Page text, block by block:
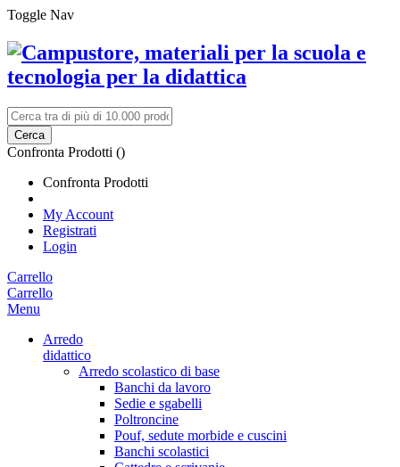
Toggle Nav
Cerca
Confronta Prodotti ()
Confronta Prodotti
My Account
Registrati
Login
Carrello
Carrello
Menu
Arredo
didattico
Arredo scolastico di base
Banchi da lavoro
Sedie e sgabelli
Poltroncine
Pouf, sedute morbide e cuscini
Banchi scolastici